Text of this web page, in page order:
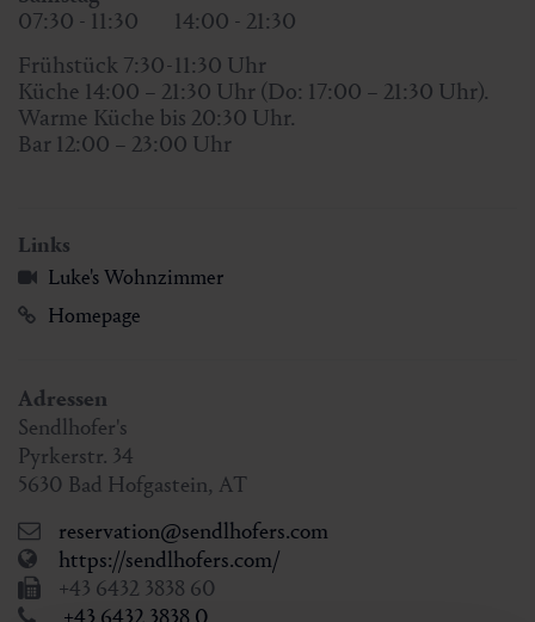
07:30 - 11:30
14:00 - 21:30
Frühstück 7:30 - 11:30 Uhr
Küche 14:00 – 21:30 Uhr (Do: 17:00 – 21:30 Uhr).
Warme Küche bis 20:30 Uhr.
Bar 12:00 – 23:00 Uhr
Links
Luke's Wohnzimmer
Homepage
Adressen
Sendlhofer's
Pyrkerstr. 34
5630 Bad Hofgastein, AT
reservation@sendlhofers.com
https://sendlhofers.com/
+43 6432 3838 60
+43 6432 3838 0